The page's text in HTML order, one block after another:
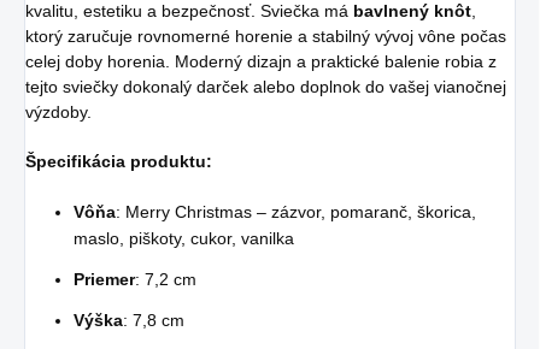
kvalitu, estetiku a bezpečnosť. Sviečka má bavlnený knôt
ktorý zaručuje rovnomerné horenie a stabilný vývoj vône počas
celej doby horenia. Moderný dizajn a praktické balenie robia z
tejto sviečky dokonalý darček alebo doplnok do vašej vianočnej
výzdoby.
Špecifikácia produktu:
Vôňa: Merry Christmas – zázvor, pomaranč, škorica,
maslo, piškoty, cukor, vanilka
Priemer: 7,2 cm
Výška: 7,8 cm